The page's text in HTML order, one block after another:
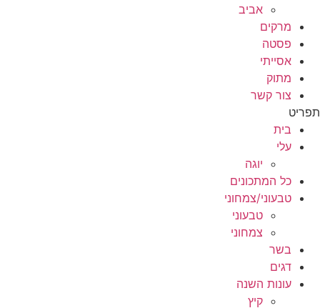
אביב
מרקים
פסטה
אסייתי
מתוק
צור קשר
תפריט
בית
עלי
יוגה
כל המתכונים
טבעוני/צמחוני
טבעוני
צמחוני
בשר
דגים
עונות השנה
קיץ